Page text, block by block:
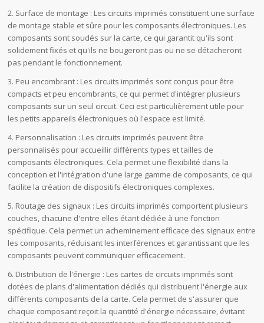
2. Surface de montage : Les circuits imprimés constituent une surface
de montage stable et sûre pour les composants électroniques. Les
composants sont soudés sur la carte, ce qui garantit qu'ils sont
solidement fixés et qu'ils ne bougeront pas ou ne se détacheront
pas pendant le fonctionnement.
3. Peu encombrant : Les circuits imprimés sont conçus pour être
compacts et peu encombrants, ce qui permet d'intégrer plusieurs
composants sur un seul circuit. Ceci est particulièrement utile pour
les petits appareils électroniques où l'espace est limité.
4. Personnalisation : Les circuits imprimés peuvent être
personnalisés pour accueillir différents types et tailles de
composants électroniques. Cela permet une flexibilité dans la
conception et l'intégration d'une large gamme de composants, ce qui
facilite la création de dispositifs électroniques complexes.
5. Routage des signaux : Les circuits imprimés comportent plusieurs
couches, chacune d'entre elles étant dédiée à une fonction
spécifique. Cela permet un acheminement efficace des signaux entre
les composants, réduisant les interférences et garantissant que les
composants peuvent communiquer efficacement.
6. Distribution de l'énergie : Les cartes de circuits imprimés sont
dotées de plans d'alimentation dédiés qui distribuent l'énergie aux
différents composants de la carte. Cela permet de s'assurer que
chaque composant reçoit la quantité d'énergie nécessaire, évitant